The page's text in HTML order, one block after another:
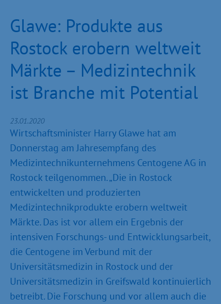
Glawe: Produkte aus
Rostock erobern weltweit
Märkte – Medizintechnik
ist Branche mit Potential
23.01.2020
Wirtschaftsminister Harry Glawe hat am
Donnerstag am Jahresempfang des
Medizintechnikunternehmens Centogene AG in
Rostock teilgenommen. „Die in Rostock
entwickelten und produzierten
Medizintechnikprodukte erobern weltweit
Märkte. Das ist vor allem ein Ergebnis der
intensiven Forschungs- und Entwicklungsarbeit,
die Centogene im Verbund mit der
Universitätsmedizin in Rostock und der
Universitätsmedizin in Greifswald kontinuierlich
betreibt. Die Forschung und vor allem auch die